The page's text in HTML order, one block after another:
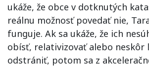
ukáže, že obce v dotknutých
reálnu možnosť povedať nie,
funguje. Ak sa ukáže, že ich
obísť, relativizovať alebo neskôr
odstrániť, potom sa z